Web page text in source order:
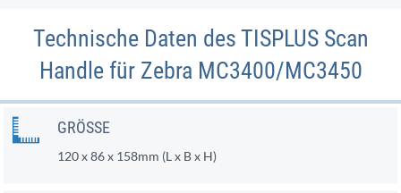
Technische Daten des TISPLUS Scan
Handle für Zebra MC3400/MC3450
GRÖSSE
120 x 86 x 158mm (L x B x H)